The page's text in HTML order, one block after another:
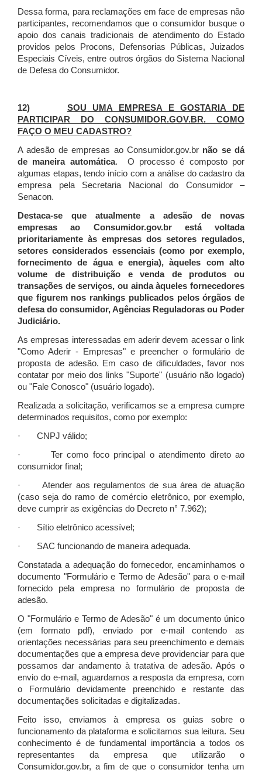
Dessa forma, para reclamações em face de empresas não
participantes, recomendamos que o consumidor busque o
apoio dos canais tradicionais de atendimento do Estado
providos pelos Procons, Defensorias Públicas, Juizados
Especiais Cíveis, entre outros órgãos do Sistema Nacional
de Defesa do Consumidor.
12) SOU UMA EMPRESA E GOSTARIA DE
PARTICIPAR DO CONSUMIDOR.GOV.BR. COMO
FAÇO O MEU CADASTRO?
A adesão de empresas ao Consumidor.gov.br não se dá
de maneira automática. O processo é composto por
algumas etapas, tendo início com a análise do cadastro da
empresa pela Secretaria Nacional do Consumidor –
Senacon.
Destaca-se que atualmente a adesão de novas
empresas ao Consumidor.gov.br está voltada
prioritariamente às empresas dos setores regulados,
setores considerados essenciais (como por exemplo,
fornecimento de água e energia), àqueles com alto
volume de distribuição e venda de produtos ou
transações de serviços, ou ainda àqueles fornecedores
que figurem nos rankings publicados pelos órgãos de
defesa do consumidor, Agências Reguladoras ou Poder
Judiciário.
As empresas interessadas em aderir devem acessar o link
"Como Aderir - Empresas" e preencher o formulário de
proposta de adesão. Em caso de dificuldades, favor nos
contatar por meio dos links "Suporte" (usuário não logado)
ou "Fale Conosco" (usuário logado).
Realizada a solicitação, verificamos se a empresa cumpre
determinados requisitos, como por exemplo:
· CNPJ válido;
· Ter como foco principal o atendimento direto ao
consumidor final;
· Atender aos regulamentos de sua área de atuação
(caso seja do ramo de comércio eletrônico, por exemplo,
deve cumprir as exigências do Decreto n° 7.962);
· Sítio eletrônico acessível;
· SAC funcionando de maneira adequada.
Constatada a adequação do fornecedor, encaminhamos o
documento "Formulário e Termo de Adesão" para o e-mail
fornecido pela empresa no formulário de proposta de
adesão.
O "Formulário e Termo de Adesão" é um documento único
(em formato pdf), enviado por e-mail contendo as
orientações necessárias para seu preenchimento e demais
documentações que a empresa deve providenciar para que
possamos dar andamento à tratativa de adesão. Após o
envio do e-mail, aguardamos a resposta da empresa, com
o Formulário devidamente preenchido e restante das
documentações solicitadas e digitalizadas.
Feito isso, enviamos à empresa os guias sobre o
funcionamento da plataforma e solicitamos sua leitura. Seu
conhecimento é de fundamental importância a todos os
representantes da empresa que utilizarão o
Consumidor.gov.br, a fim de que o consumidor tenha um